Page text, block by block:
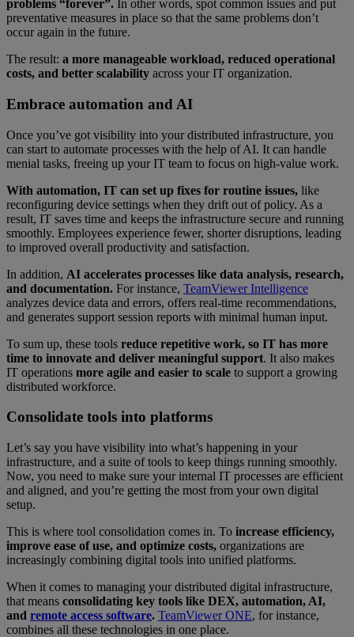
problems “forever”. In other words, spot common issues and put
preventative measures in place so that the same problems don’t
occur again in the future.
The result: a more manageable workload, reduced operational
costs, and better scalability across your IT organization.
Embrace automation and AI
Once you’ve got visibility into your distributed infrastructure, you
can start to automate processes with the help of AI. It can handle
menial tasks, freeing up your IT team to focus on high-value work.
With automation, IT can set up fixes for routine issues, like
reconfiguring device settings when they drift out of policy. As a
result, IT saves time and keeps the infrastructure secure and running
smoothly. Employees experience fewer, shorter disruptions, leading
to improved overall productivity and satisfaction.
In addition, AI accelerates processes like data analysis, research,
and documentation. For instance, TeamViewer Intelligence
analyzes device data and errors, offers real-time recommendations,
and generates support session reports with minimal human input.
To sum up, these tools reduce repetitive work, so IT has more
time to innovate and deliver meaningful support. It also makes
IT operations more agile and easier to scale to support a growing
distributed workforce.
Consolidate tools into platforms
Let’s say you have visibility into what’s happening in your
infrastructure, and a suite of tools to keep things running smoothly.
Now, you need to make sure your internal IT processes are efficient
and aligned, and you’re getting the most from your own digital
setup.
This is where tool consolidation comes in. To increase efficiency,
improve ease of use, and optimize costs, organizations are
increasingly combining digital tools into unified platforms.
When it comes to managing your distributed digital infrastructure,
that means consolidating key tools like DEX, automation, AI,
and remote access software. TeamViewer ONE, for instance,
combines all these technologies in one place.